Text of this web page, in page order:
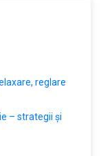
reglare
– strategii și